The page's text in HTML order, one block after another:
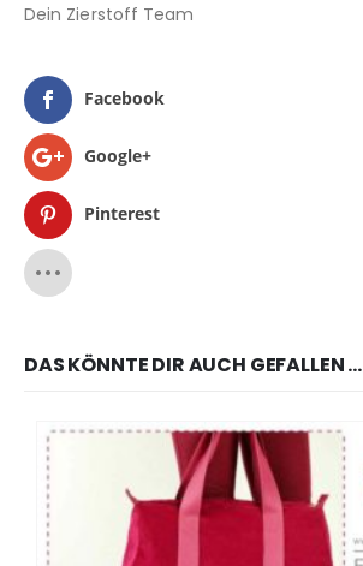
Dein Zierstoff Team
Facebook
Google+
Pinterest
DAS KÖNNTE DIR AUCH GEFALLEN …